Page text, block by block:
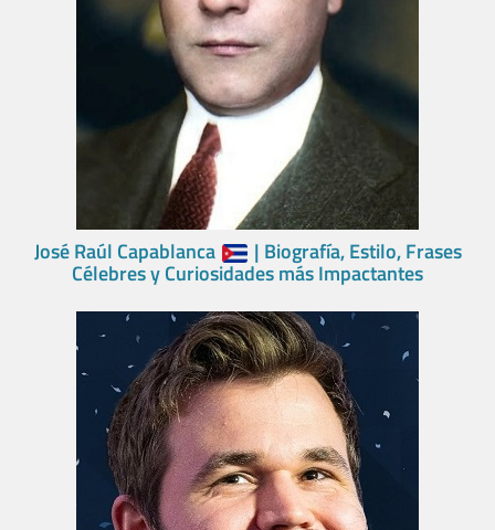
José Raúl Capablanca | Biografía, Estilo, Frases
Célebres y Curiosidades más Impactantes